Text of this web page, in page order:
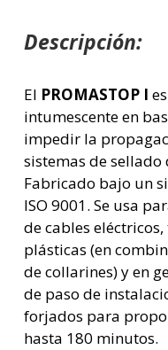
Descripción:
El PROMASTOP I
intumescente en
impedir la
sistemas de sellado
Fabricado bajo un
ISO 9001. Se usa
de cables
plásticas (en
de collarines) y en
de paso de
forjados para
hasta 180 minutos.